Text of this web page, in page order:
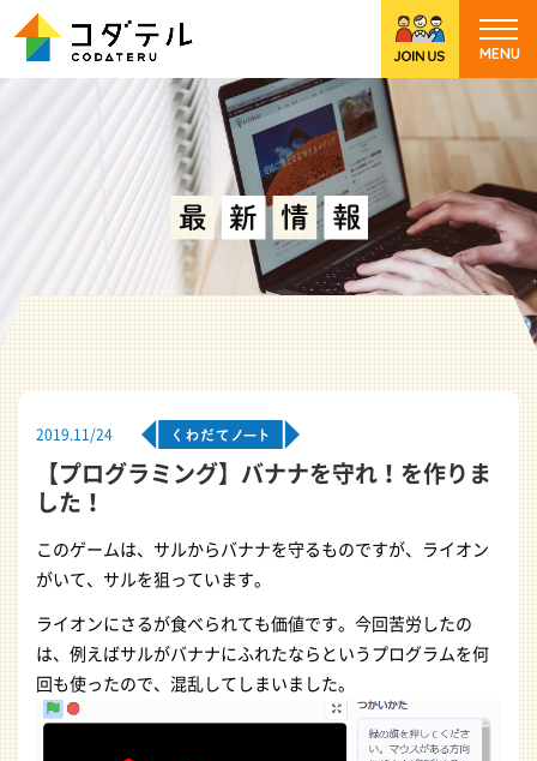
2019.11/24
【プログラミング】バナナを守れ！を作りま
した！
このゲームは、サルからバナナを守るものですが、ライオン
がいて、サルを狙っています。
ライオンにさるが食べられても価値です。今回苦労したの
は、例えばサルがバナナにふれたならというプログラムを何
回も使ったので、混乱してしまいました。